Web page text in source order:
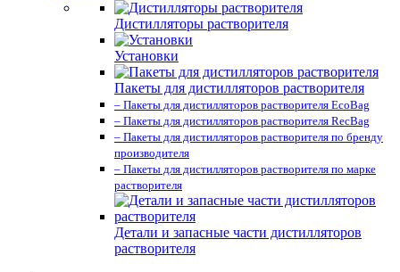
Дистилляторы растворителя
Установки
Пакеты для дистилляторов растворителя
– Пакеты для дистилляторов растворителя EcoBag
– Пакеты для дистилляторов растворителя RecBag
– Пакеты для дистилляторов растворителя по бренду
производителя
– Пакеты для дистилляторов растворителя по марке
растворителя
Детали и запасные части дистилляторов
растворителя